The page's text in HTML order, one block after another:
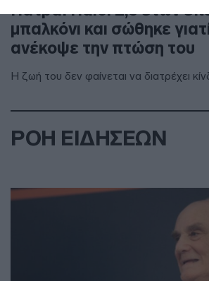
Πάτρα: Παιδί 2,5 ετών
μπαλκόνι και σώθηκε
ανέκοψε την πτώση του
Η ζωή του δεν φαίνεται να διατρέχει
ΡΟΗ ΕΙΔΗΣΕΩΝ